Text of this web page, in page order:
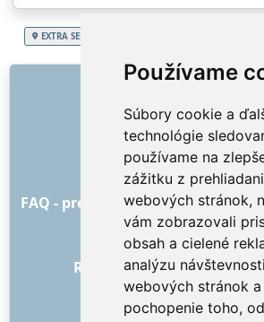
Používame
Súbory cookie a
technológie
používame na
zážitku z
webových stránok,
vám zobrazovali
obsah a cielené
analýzu
webových stránok a
pochopenie toho,
EXTRA SERVICES
ODKAZY
O nás
Ako to všetko
Cenník
Všeobecné obchodné
FAQ - pre objednávateľa FAQ -
Reklama a
Blog
Recenzie objednávok s
Kontakt